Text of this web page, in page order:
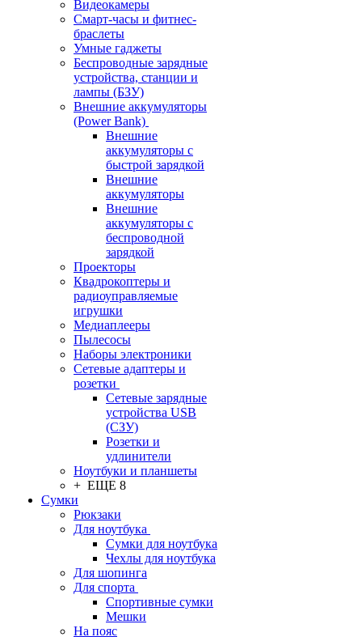
Видеокамеры
Смарт-часы и фитнес-
браслеты
Умные гаджеты
Беспроводные зарядные
устройства, станции и
лампы (БЗУ)
Внешние аккумуляторы
(Power Bank)
Внешние
аккумуляторы с
быстрой зарядкой
Внешние
аккумуляторы
Внешние
аккумуляторы с
беспроводной
зарядкой
Проекторы
Квадрокоптеры и
радиоуправляемые
игрушки
Медиаплееры
Пылесосы
Наборы электроники
Сетевые адаптеры и
розетки
Сетевые зарядные
устройства USB
(СЗУ)
Розетки и
удлинители
Ноутбуки и планшеты
+ ЕЩЕ 8
Сумки
Рюкзаки
Для ноутбука
Сумки для ноутбука
Чехлы для ноутбука
Для шопинга
Для спорта
Спортивные сумки
Мешки
На пояс